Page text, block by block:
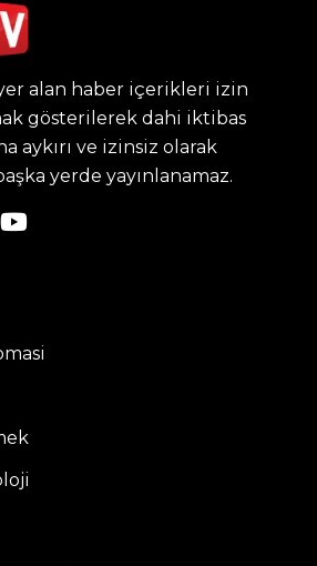
alan haber içerikleri izin
gösterilerek dahi iktibas
aykırı ve izinsiz olarak
yerde yayınlanamaz.